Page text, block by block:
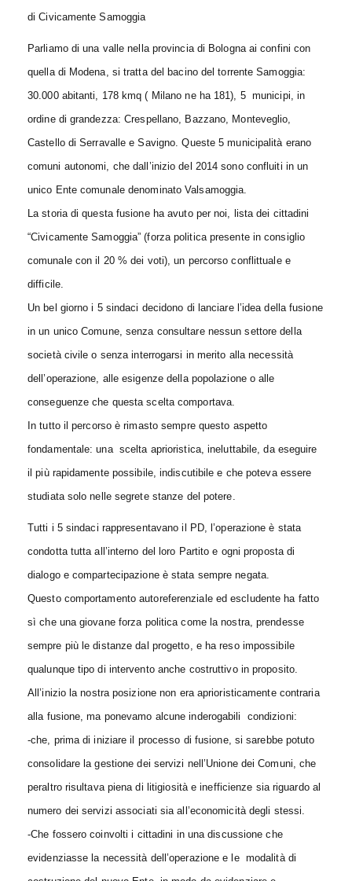
di Civicamente Samoggia
Parliamo di una valle nella provincia di Bologna ai confini con
quella di Modena, si tratta del bacino del torrente Samoggia:
30.000 abitanti, 178 kmq ( Milano ne ha 181), 5 municipi, in
ordine di grandezza: Crespellano, Bazzano, Monteveglio,
Castello di Serravalle e Savigno. Queste 5 municipalità erano
comuni autonomi, che dall’inizio del 2014 sono confluiti in un
unico Ente comunale denominato Valsamoggia.
La storia di questa fusione ha avuto per noi, lista dei cittadini
“Civicamente Samoggia” (forza politica presente in consiglio
comunale con il 20 % dei voti), un percorso conflittuale e
difficile.
Un bel giorno i 5 sindaci decidono di lanciare l’idea della fusione
in un unico Comune, senza consultare nessun settore della
società civile o senza interrogarsi in merito alla necessità
dell’operazione, alle esigenze della popolazione o alle
conseguenze che questa scelta comportava.
In tutto il percorso è rimasto sempre questo aspetto
fondamentale: una scelta aprioristica, ineluttabile, da eseguire
il più rapidamente possibile, indiscutibile e che poteva essere
studiata solo nelle segrete stanze del potere.
Tutti i 5 sindaci rappresentavano il PD, l’operazione è stata
condotta tutta all’interno del loro Partito e ogni proposta di
dialogo e compartecipazione è stata sempre negata.
Questo comportamento autoreferenziale ed escludente ha fatto
sì che una giovane forza politica come la nostra, prendesse
sempre più le distanze dal progetto, e ha reso impossibile
qualunque tipo di intervento anche costruttivo in proposito.
All’inizio la nostra posizione non era aprioristicamente contraria
alla fusione, ma ponevamo alcune inderogabili condizioni:
-che, prima di iniziare il processo di fusione, si sarebbe potuto
consolidare la gestione dei servizi nell’Unione dei Comuni, che
peraltro risultava piena di litigiosità e inefficienze sia riguardo al
numero dei servizi associati sia all’economicità degli stessi.
-Che fossero coinvolti i cittadini in una discussione che
evidenziasse la necessità dell’operazione e le modalità di